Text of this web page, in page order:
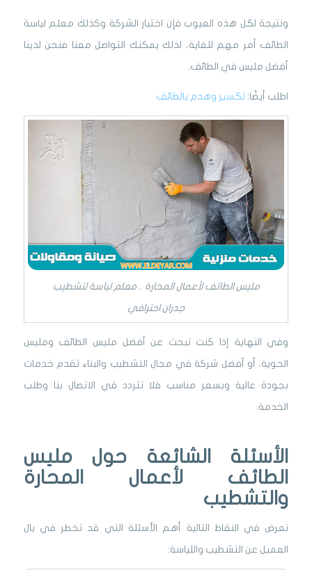
ونتيجة لكل هذه العيوب فإن اختيار الشركة وكذلك معلم لياسة
الطائف أمر مهم للغاية، لذلك يمكنك التواصل معنا فنحن لدينا
أفضل مليس في الطائف.
اطلب أيضًا: تكسير وهدم بالطائف
مليس الطائف لأعمال المحارة .. معلم لياسة لتشطيب
جدران احترافي
وفي النهاية إذا كنت تبحث عن أفضل مليس الطائف ومليس
الحوية، أو أفضل شركة في مجال التشطيب والبناء تقدم خدمات
بجودة عالية وبسعر مناسب فلا تتردد في الاتصال بنا وطلب
الخدمة.
الأسئلة الشائعة حول مليس
الطائف لأعمال المحارة
والتشطيب
نعرض في النقاط التالية أهم الأسئلة التي قد تخطر في بال
العميل عن التشطيب واللياسة: